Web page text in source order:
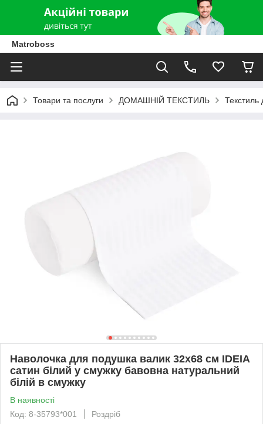
Matroboss
Товари та послуги ДОМАШНІЙ ТЕКСТИЛЬ Текстиль
Наволочка для подушка валик 32х68 см IDEIA
сатин білий у смужку бавовна натуральний
білій в смужку
В наявності
Код: 8-35793*001
Роздріб